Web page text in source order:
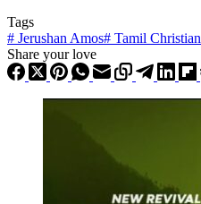
Tags
# Jerushan Amos# Tamil
Share your love